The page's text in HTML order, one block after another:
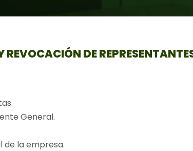
REVOCACIÓN DE
General.
de la empresa.